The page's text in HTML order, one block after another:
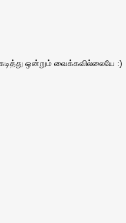
ஒன்றும் வைக்கவில்லையே :)